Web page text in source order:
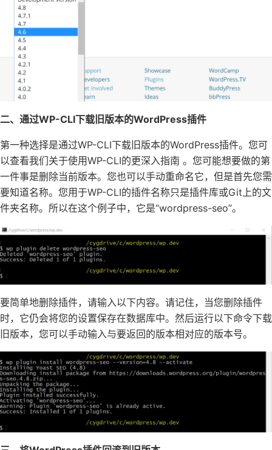
二、通过WP-CLI下载旧版本的WordPress插件
第一种选择是通过WP-CLI下载旧版本的WordPress插件。您可
以查看我们关于使用WP-CLI的更深入指南 。您可能想要做的第
一件事是删除当前版本。您也可以手动重命名它，但是首先您需
要知道名称。您用于WP-CLI的插件名称只是插件库或Git上的文
件夹名称。所以在这个例子中，它是“wordpress-seo”。
要简单地删除插件，请输入以下内容。请记住，当您删除插件
时，它仍会将您的设置保存在数据库中。然后运行以下命令下载
旧版本，您可以手动输入与要返回的版本相对应的版本号。